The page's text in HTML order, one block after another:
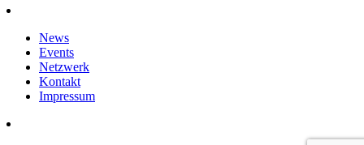
News
Events
Netzwerk
Kontakt
Impressum